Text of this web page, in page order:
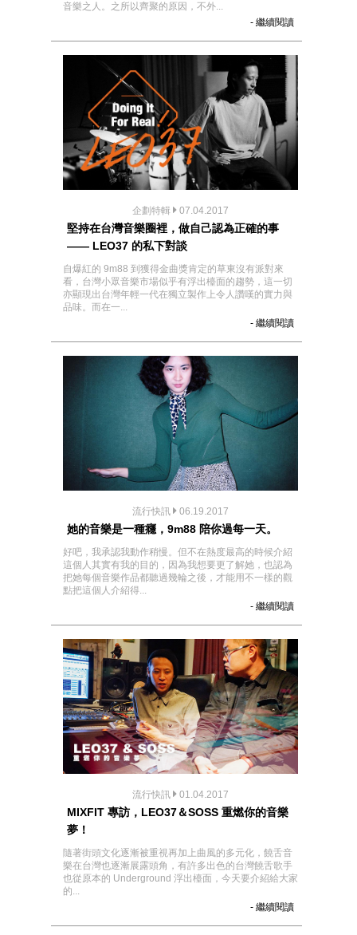
音樂之人。之所以齊聚的原因，不外...
- 繼續閱讀
企劃特輯 07.04.2017
堅持在台灣音樂圈裡，做自己認為正確的事
—— LEO37 的私下對談
自爆紅的 9m88 到獲得金曲獎肯定的草東沒有派對來
看，台灣小眾音樂市場似乎有浮出檯面的趨勢，這一切
亦顯現出台灣年輕一代在獨立製作上令人讚嘆的實力與
品味。而在一...
- 繼續閱讀
流行快訊 06.19.2017
她的音樂是一種癮，9m88 陪你過每一天。
好吧，我承認我動作稍慢。但不在熱度最高的時候介紹
這個人其實有我的目的，因為我想要更了解她，也認為
把她每個音樂作品都聽過幾輪之後，才能用不一樣的觀
點把這個人介紹得...
- 繼續閱讀
流行快訊 01.04.2017
MIXFIT 專訪，LEO37＆SOSS 重燃你的音樂
夢！
隨著街頭文化逐漸被重視再加上曲風的多元化，饒舌音
樂在台灣也逐漸展露頭角，有許多出色的台灣饒舌歌手
也從原本的 Underground 浮出檯面，今天要介紹給大家
的...
- 繼續閱讀